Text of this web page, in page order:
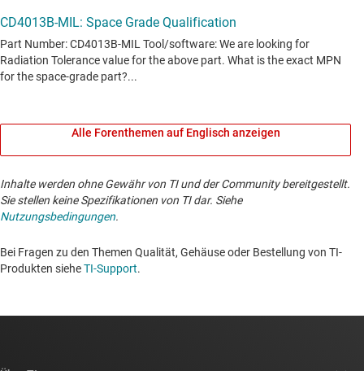
Alle Forenthemen auf Englisch anzeigen
Inhalte werden ohne Gewähr von TI und der Community bereitgestellt.
Sie stellen keine Spezifikationen von TI dar. Siehe
Nutzungsbedingungen.
Bei Fragen zu den Themen Qualität, Gehäuse oder Bestellung von TI-
Produkten sieheTI-Support. ​​​​​​​​​​​​​​